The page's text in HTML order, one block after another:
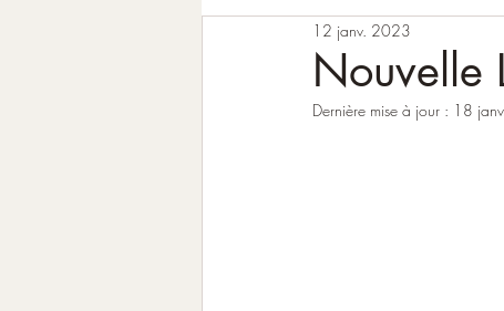
Fêtes et moments de l'année
Nouvelle
12 janv. 2023
Dernière mise à jour : 18